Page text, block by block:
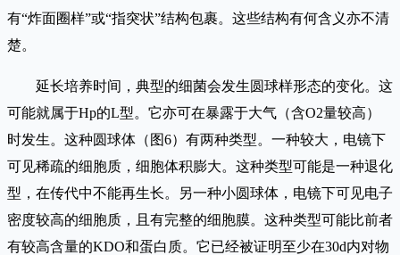
有“炸面圈样”或“指突状”结构包裹。这些结构有何含义亦不清
楚。
延长培养时间，典型的细菌会发生圆球样形态的变化。这
可能就属于Hp的L型。它亦可在暴露于大气（含O2量较高）
时发生。这种圆球体（图6）有两种类型。一种较大，电镜下
可见稀疏的细胞质，细胞体积膨大。这种类型可能是一种退化
型，在传代中不能再生长。另一种小圆球体，电镜下可见电子
密度较高的细胞质，且有完整的细胞膜。这种类型可能比前者
有较高含量的KDO和蛋白质。它已经被证明至少在30d内对物